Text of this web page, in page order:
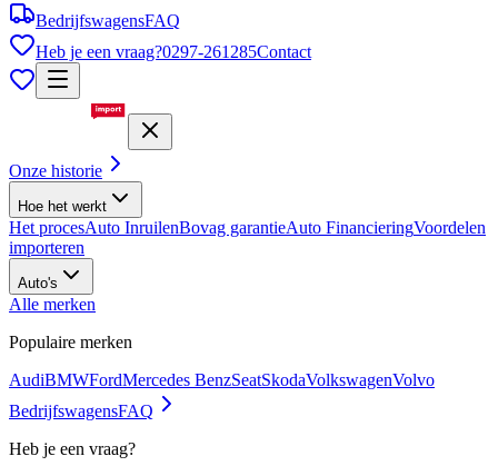
BedrijfswagensFAQ
Heb je een vraag?0297-261285Contact
Onze historie
Hoe het werkt
Het procesAuto InruilenBovag garantieAuto FinancieringVoordelen
importeren
Auto's
Alle merken
Populaire merken
AudiBMWFordMercedes BenzSeatSkodaVolkswagenVolvo
BedrijfswagensFAQ
Heb je een vraag?